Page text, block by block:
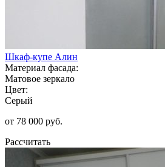
Шкаф-купе Алин
Материал фасада:
Матовое зеркало
Цвет:
Серый
от 78 000 руб.
Рассчитать